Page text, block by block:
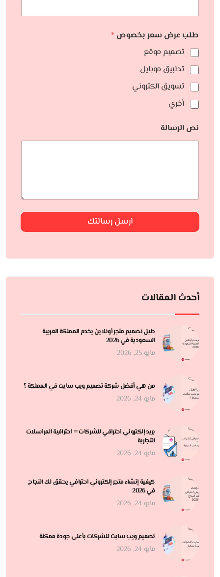
طلب عرض سعر بخصوص *
تصميم موقع
تطبيق موبايل
تسويق الكتروني
أخري
نص الرسالة
ارسل رسالتك
أحدث المقالات
دليل تصميم متجر أونلاين يخدم المملكة العربية
السعودية في 2026
مايو 25, 2026
من هي أفضل شركة تصميم ويب سايت في المملكة ؟
مايو 24, 2026
بريد إلكتروني احترافي للشركات = احترافية المراسلات
التجارية
مايو 24, 2026
كيفية إنشاء متجر إلكتروني احترافي يحقق لك النجاح
في 2026
مايو 24, 2026
تصميم ويب سايت للشركات بأعلى جودة ممكنة
مايو 24, 2026